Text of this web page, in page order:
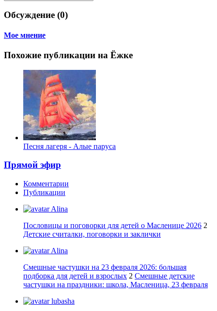
Обсуждение (0)
Мое мнение
Похожие публикации на Ёжке
Песня лагеря - Алые паруса
Прямой эфир
Комментарии
Публикации
Alina
Пословицы и поговорки для детей о Масленице 2026 2
Детские считалки, поговорки и заклички
Alina
Смешные частушки на 23 февраля 2026: большая
подборка для детей и взрослых 2 Смешные детские
частушки на праздники: школа, Масленица, 23 февраля
lubasha